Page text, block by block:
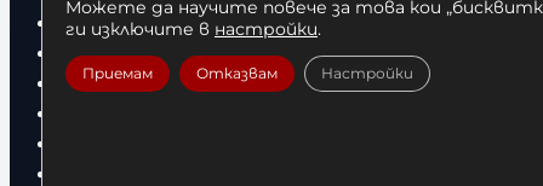
Бокс
Боксови чували
Боксови ръкавици
Можете да научите повече за това кои
ги изключите в настройки.
Приемам Отказвам Настройки